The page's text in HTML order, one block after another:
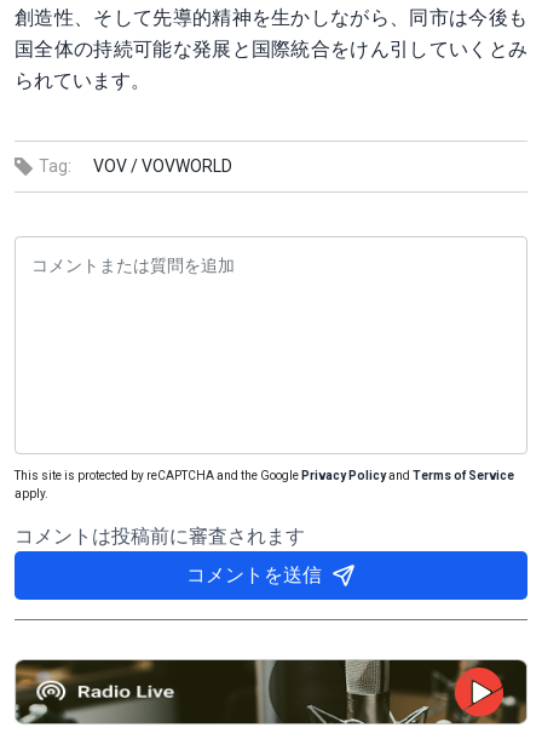
創造性、そして先導的精神を生かしながら、同市は今後も
国全体の持続可能な発展と国際統合をけん引していくとみ
られています。
Tag: VOV /VOVWORLD
This site is protected by reCAPTCHA and the Google Privacy Policyand Terms of Service
apply.
コメントは投稿前に審査されます
コメントを送信